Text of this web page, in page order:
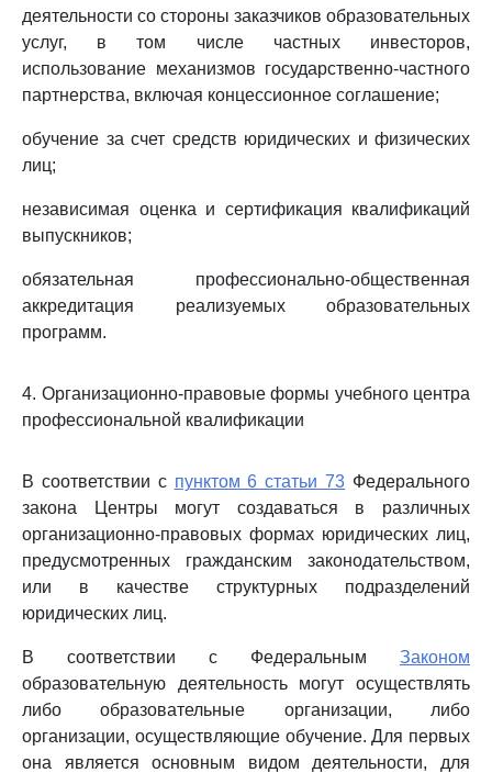
деятельности со стороны заказчиков образовательных
услуг, в том числе частных инвесторов,
использование механизмов государственно-частного
партнерства, включая концессионное соглашение;
обучение за счет средств юридических и физических
лиц;
независимая оценка и сертификация квалификаций
выпускников;
обязательная профессионально-общественная
аккредитация реализуемых образовательных
программ.
4. Организационно-правовые формы учебного центра
профессиональной квалификации
В соответствии с пунктом 6 статьи 73 Федерального
закона Центры могут создаваться в различных
организационно-правовых формах юридических лиц,
предусмотренных гражданским законодательством,
или в качестве структурных подразделений
юридических лиц.
В соответствии с Федеральным Законом
образовательную деятельность могут осуществлять
либо образовательные организации, либо
организации, осуществляющие обучение. Для первых
она является основным видом деятельности, для